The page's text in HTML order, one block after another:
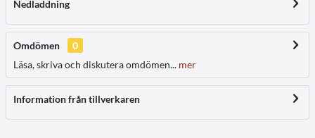
Nedladdning
Omdömen
0
Läsa, skriva och diskutera omdömen... mer
Information från tillverkaren